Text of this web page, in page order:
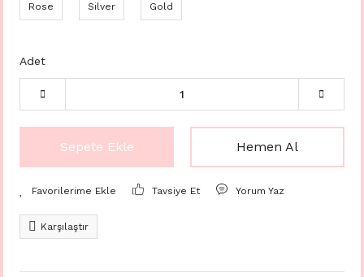
Rose Silver Gold
Adet
Sepete Ekle Hemen Al
Tavsiye Et Yorum Yaz
Karşılaştır